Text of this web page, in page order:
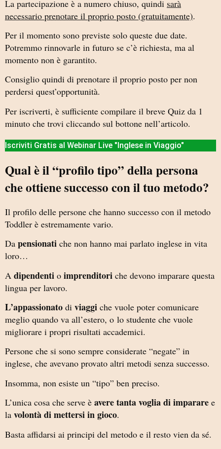
La partecipazione è a numero chiuso, quindi sarà
necessario prenotare il proprio posto (gratuitamente).
Per il momento sono previste solo queste due date.
Potremmo rinnovarle in futuro se c’è richiesta, ma al
momento non è garantito.
Consiglio quindi di prenotare il proprio posto per non
perdersi quest’opportunità.
Per iscriverti, è sufficiente compilare il breve Quiz da 1
minuto che trovi cliccando sul bottone nell’articolo.
Iscriviti Gratis al Webinar Live "Inglese in Viaggio"
Qual è il “profilo tipo” della persona
che ottiene successo con il tuo metodo?
Il profilo delle persone che hanno successo con il metodo
Toddler è estremamente vario.
Da pensionati che non hanno mai parlato inglese in vita
loro…
A dipendenti o imprenditori che devono imparare questa
lingua per lavoro.
L’appassionato di viaggi che vuole poter comunicare
meglio quando va all’estero, o lo studente che vuole
migliorare i propri risultati accademici.
Persone che si sono sempre considerate “negate” in
inglese, che avevano provato altri metodi senza successo.
Insomma, non esiste un “tipo” ben preciso.
L’unica cosa che serve è avere tanta voglia di imparare e
la volontà di mettersi in gioco.
Basta affidarsi ai principi del metodo e il resto vien da sé.